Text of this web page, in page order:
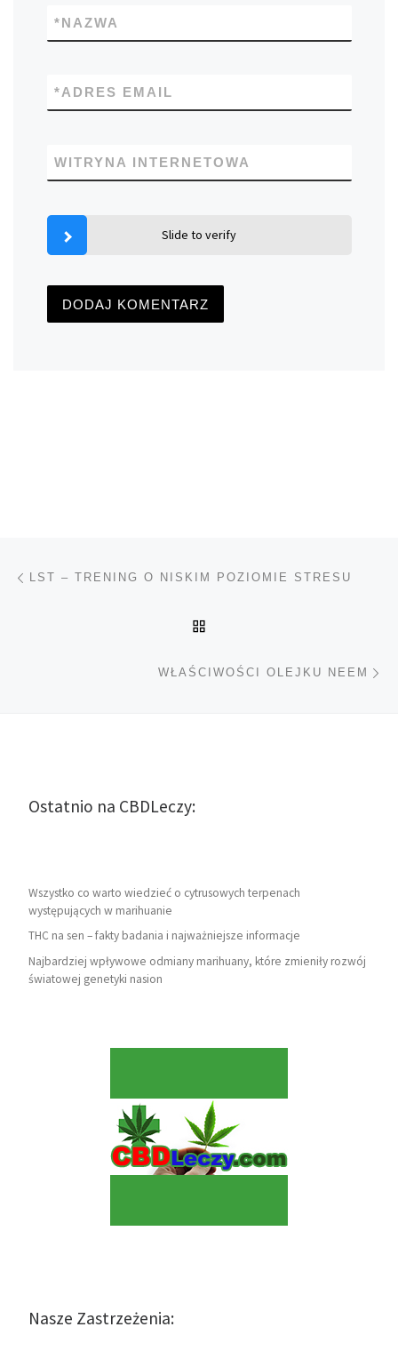
NAZWA
*
ADRES EMAIL
*
WITRYNA INTERNETOWA
Slide to verify
Nawigacja wpisu
LST – TRENING O NISKIM POZIOMIE STRESU
WŁAŚCIWOŚCI OLEJKU NEEM
Ostatnio na CBDLeczy:
Wszystko co warto wiedzieć o cytrusowych terpenach
występujących w marihuanie
THC na sen – fakty badania i najważniejsze informacje
Najbardziej wpływowe odmiany marihuany, które zmieniły rozwój
światowej genetyki nasion
Nasze Zastrzeżenia: